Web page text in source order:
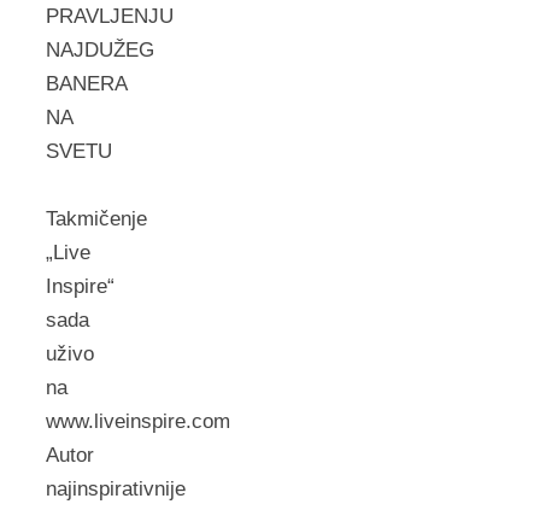
PRAVLJENJU
NAJDUŽEG
BANERA
NA
SVETU
Takmičenje
„Live
Inspire“
sada
uživo
na
www.liveinspire.com
Autor
najinspirativnije